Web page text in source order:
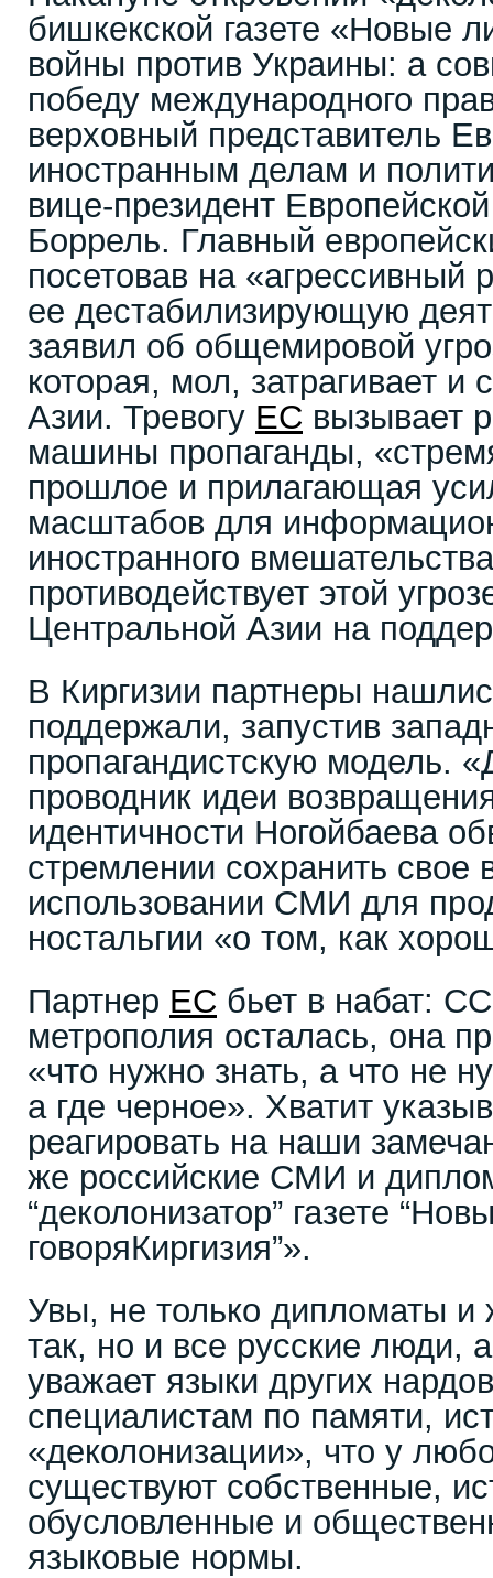
бишкекской газете «Новые
войны против Украины: а
победу международного
верховный представитель
иностранным делам и
вице-президент
Боррель. Главный
посетовав на «агрессивный
ее дестабилизирующую
заявил об общемировой
которая, мол, затрагивает
Азии. Тревогу ЕС вызывает
машины пропаганды,
прошлое и прилагающая
масштабов для
иностранного
противодействует этой
Центральной Азии на
В Киргизии партнеры
поддержали, запустив
пропагандистскую модель.
проводник идеи
идентичности Ногойбаева
стремлении сохранить свое
использовании СМИ для
ностальгии «о том, как
Партнер ЕС бьет в набат:
метрополия осталась, она
«что нужно знать, а что не
а где черное». Хватит
реагировать на наши
же российские СМИ и
“деколонизатор” газете
говоряКиргизия”».
Увы, не только дипломаты и
так, но и все русские люди,
уважает языки других
специалистам по памяти,
«деколонизации», что у
существуют собственные,
обусловленные и
языковые нормы.